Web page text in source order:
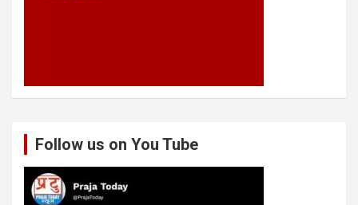
Follow us on You Tube